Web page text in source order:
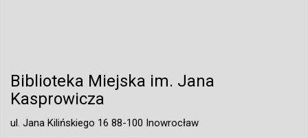
Biblioteka Miejska im. Jana
Kasprowicza
ul. Jana Kilińskiego 16 88-100 Inowrocław